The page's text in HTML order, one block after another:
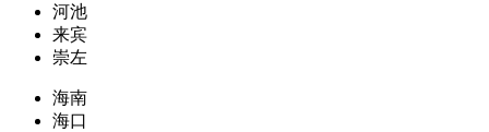
河池
来宾
崇左
海南
海口